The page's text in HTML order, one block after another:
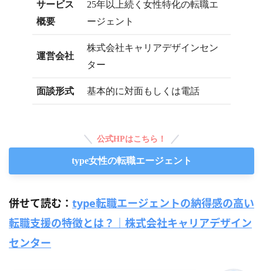
サービス
概要
25年以上続く女性特化の転職エ
ージェント
運営会社
株式会社キャリアデザインセン
ター
面談形式 基本的に対面もしくは電話
公式HPはこちら！
type女性の転職エージェント
併せて読む： type転職エージェントの納得感の高い
転職支援の特徴とは？｜株式会社キャリアデザイン
センター